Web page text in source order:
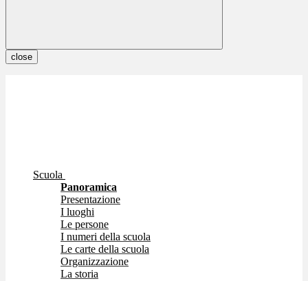
close
Scuola
Panoramica
Presentazione
I luoghi
Le persone
I numeri della scuola
Le carte della scuola
Organizzazione
La storia